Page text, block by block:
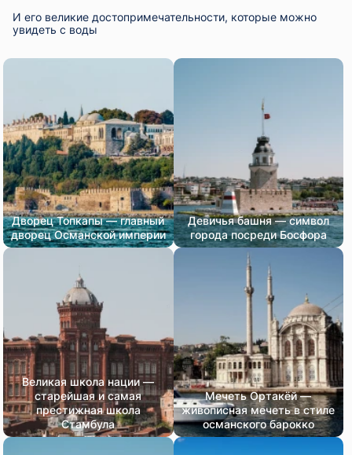
И его великие достопримечательности, которые можно
увидеть с воды
Дворец Топкапы — главный
дворец Османской империи
Девичья башня — символ
города посреди Босфора
Великая школа нации —
старейшая и самая
престижная школа
Стамбула
Мечеть Ортакёй —
живописная мечеть в стиле
османского барокко